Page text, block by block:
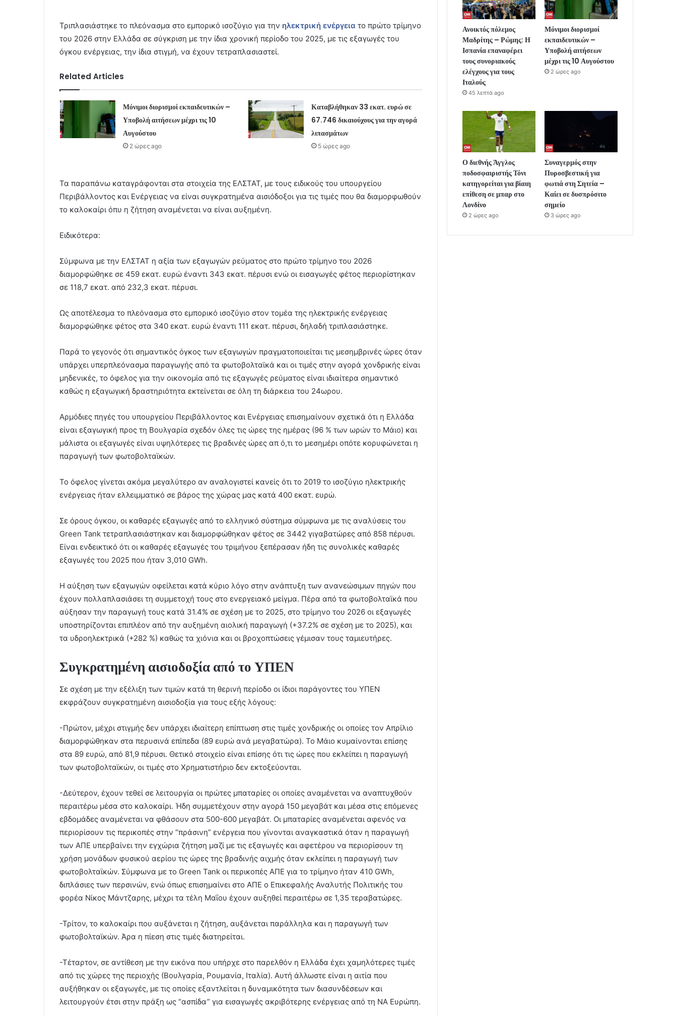
Τριπλασιάστηκε το πλεόνασμα στο εμπορικό ισοζύγιο για την ηλεκτρική ενέργεια το πρώτο τρίμηνο
του 2026 στην Ελλάδα σε σύγκριση με την ίδια χρονική περίοδο του 2025, με τις εξαγωγές του
όγκου ενέργειας, την ίδια στιγμή, να έχουν τετραπλασιαστεί.
Related Articles
Μόνιμοι διορισμοί εκπαιδευτικών –
Υποβολή αιτήσεων μέχρι τις 10
Αυγούστου
2 ώρες ago
Καταβλήθηκαν 33 εκατ. ευρώ σε
67.746 δικαιούχους για την αγορά
λιπασμάτων
5 ώρες ago
Τα παραπάνω καταγράφονται στα στοιχεία της ΕΛΣΤΑΤ, με τους ειδικούς του υπουργείου
Περιβάλλοντος και Ενέργειας να είναι συγκρατημένα αισιόδοξοι για τις τιμές που θα διαμορφωθούν
το καλοκαίρι όπυ η ζήτηση αναμένεται να είναι αυξημένη.
Ειδικότερα:
Σύμφωνα με την ΕΛΣΤΑΤ η αξία των εξαγωγών ρεύματος στο πρώτο τρίμηνο του 2026
διαμορφώθηκε σε 459 εκατ. ευρώ έναντι 343 εκατ. πέρυσι ενώ οι εισαγωγές φέτος περιορίστηκαν
σε 118,7 εκατ. από 232,3 εκατ. πέρυσι.
Ως αποτέλεσμα το πλεόνασμα στο εμπορικό ισοζύγιο στον τομέα της ηλεκτρικής ενέργειας
διαμορφώθηκε φέτος στα 340 εκατ. ευρώ έναντι 111 εκατ. πέρυσι, δηλαδή τριπλασιάστηκε.
Παρά το γεγονός ότι σημαντικός όγκος των εξαγωγών πραγματοποιείται τις μεσημβρινές ώρες όταν
υπάρχει υπερπλεόνασμα παραγωγής από τα φωτοβολταϊκά και οι τιμές στην αγορά χονδρικής είναι
μηδενικές, το όφελος για την οικονομία από τις εξαγωγές ρεύματος είναι ιδιαίτερα σημαντικό
καθώς η εξαγωγική δραστηριότητα εκτείνεται σε όλη τη διάρκεια του 24ωρου.
Αρμόδιες πηγές του υπουργείου Περιβάλλοντος και Ενέργειας επισημαίνουν σχετικά ότι η Ελλάδα
είναι εξαγωγική προς τη Βουλγαρία σχεδόν όλες τις ώρες της ημέρας (96 % των ωρών το Μάιο) και
μάλιστα οι εξαγωγές είναι υψηλότερες τις βραδινές ώρες απ ό,τι το μεσημέρι οπότε κορυφώνεται η
παραγωγή των φωτοβολταϊκών.
Το όφελος γίνεται ακόμα μεγαλύτερο αν αναλογιστεί κανείς ότι το 2019 το ισοζύγιο ηλεκτρικής
ενέργειας ήταν ελλειμματικό σε βάρος της χώρας μας κατά 400 εκατ. ευρώ.
Σε όρους όγκου, οι καθαρές εξαγωγές από το ελληνικό σύστημα σύμφωνα με τις αναλύσεις του
Green Tank τετραπλασιάστηκαν και διαμορφώθηκαν φέτος σε 3442 γιγαβατώρες από 858 πέρυσι.
Είναι ενδεικτικό ότι οι καθαρές εξαγωγές του τριμήνου ξεπέρασαν ήδη τις συνολικές καθαρές
εξαγωγές του 2025 που ήταν 3,010 GWh.
Η αύξηση των εξαγωγών οφείλεται κατά κύριο λόγο στην ανάπτυξη των ανανεώσιμων πηγών που
έχουν πολλαπλασιάσει τη συμμετοχή τους στο ενεργειακό μείγμα. Πέρα από τα φωτοβολταϊκά που
αύξησαν την παραγωγή τους κατά 31.4% σε σχέση με το 2025, στο τρίμηνο του 2026 οι εξαγωγές
υποστηρίζονται επιπλέον από την αυξημένη αιολική παραγωγή (+37.2% σε σχέση με το 2025), και
τα υδροηλεκτρικά (+282 %) καθώς τα χιόνια και οι βροχοπτώσεις γέμισαν τους ταμιευτήρες.
Συγκρατημένη αισιοδοξία από το ΥΠΕΝ
Σε σχέση με την εξέλιξη των τιμών κατά τη θερινή περίοδο οι ίδιοι παράγοντες του ΥΠΕΝ
εκφράζουν συγκρατημένη αισιοδοξία για τους εξής λόγους:
-Πρώτον, μέχρι στιγμής δεν υπάρχει ιδιαίτερη επίπτωση στις τιμές χονδρικής οι οποίες τον Απρίλιο
διαμορφώθηκαν στα περυσινά επίπεδα (89 ευρώ ανά μεγαβατώρα). Το Μάιο κυμαίνονται επίσης
στα 89 ευρώ, από 81,9 πέρυσι. Θετικό στοιχείο είναι επίσης ότι τις ώρες που εκλείπει η παραγωγή
των φωτοβολταϊκών, οι τιμές στο Χρηματιστήριο δεν εκτοξεύονται.
-Δεύτερον, έχουν τεθεί σε λειτουργία οι πρώτες μπαταρίες οι οποίες αναμένεται να αναπτυχθούν
περαιτέρω μέσα στο καλοκαίρι. Ήδη συμμετέχουν στην αγορά 150 μεγαβάτ και μέσα στις επόμενες
εβδομάδες αναμένεται να φθάσουν στα 500-600 μεγαβάτ. Οι μπαταρίες αναμένεται αφενός να
περιορίσουν τις περικοπές στην “πράσινη” ενέργεια που γίνονται αναγκαστικά όταν η παραγωγή
των ΑΠΕ υπερβαίνει την εγχώρια ζήτηση μαζί με τις εξαγωγές και αφετέρου να περιορίσουν τη
χρήση μονάδων φυσικού αερίου τις ώρες της βραδινής αιχμής όταν εκλείπει η παραγωγή των
φωτοβολταϊκών. Σύμφωνα με το Green Tank οι περικοπές ΑΠΕ για το τρίμηνο ήταν 410 GWh,
διπλάσιες των περσινών, ενώ όπως επισημαίνει στο ΑΠΕ ο Επικεφαλής Αναλυτής Πολιτικής του
φορέα Νίκος Μάντζαρης, μέχρι τα τέλη Μαΐου έχουν αυξηθεί περαιτέρω σε 1,35 τεραβατώρες.
-Τρίτον, το καλοκαίρι που αυξάνεται η ζήτηση, αυξάνεται παράλληλα και η παραγωγή των
φωτοβολταϊκών. Άρα η πίεση στις τιμές διατηρείται.
-Τέταρτον, σε αντίθεση με την εικόνα που υπήρχε στο παρελθόν η Ελλάδα έχει χαμηλότερες τιμές
από τις χώρες της περιοχής (Βουλγαρία, Ρουμανία, Ιταλία). Αυτή άλλωστε είναι η αιτία που
αυξήθηκαν οι εξαγωγές, με τις οποίες εξαντλείται η δυναμικότητα των διασυνδέσεων και
λειτουργούν έτσι στην πράξη ως “ασπίδα” για εισαγωγές ακριβότερης ενέργειας από τη ΝΑ Ευρώπη.
Ανοικτός πόλεμος
Μαδρίτης – Ρώμης: Η
Ισπανία επαναφέρει
τους συνοριακούς
ελέγχους για τους
Ιταλούς
45 λεπτά ago
Μόνιμοι διορισμοί
εκπαιδευτικών –
Υποβολή αιτήσεων
μέχρι τις 10 Αυγούστου
2 ώρες ago
Ο διεθνής Άγγλος
ποδοσφαιριστής Τόνι
κατηγορείται για βίαιη
επίθεση σε μπαρ στο
Λονδίνο
2 ώρες ago
Συναγερμός στην
Πυροσβεστική για
φωτιά στη Σητεία –
Καίει σε δυσπρόσιτο
σημείο
3 ώρες ago